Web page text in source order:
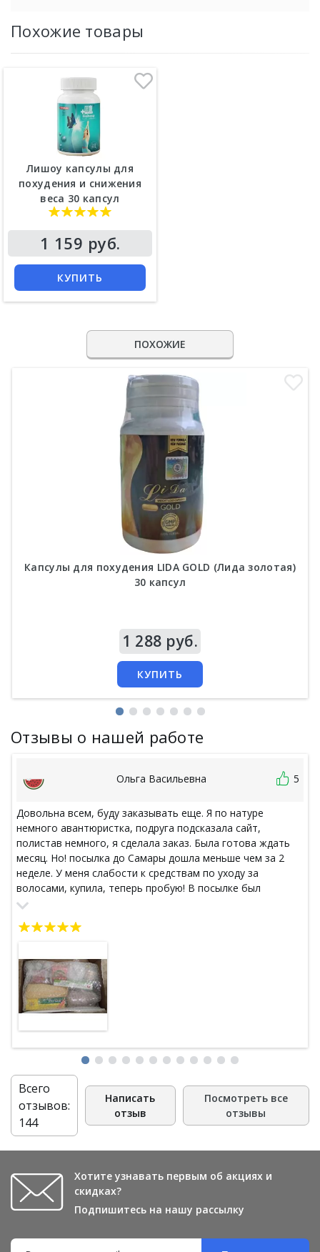
Похожие товары
Лишоу капсулы для
похудения и снижения
веса 30 капсул
1 159 руб.
КУПИТЬ
ПОХОЖИЕ
Капсулы для похудения LIDA GOLD (Лида золотая)
30 капсул
1 288 руб.
КУПИТЬ
Отзывы о нашей работе
Ольга Васильевна 5
Довольна всем, буду заказывать еще. Я по натуре
немного авантюристка, подруга подсказала сайт,
полистав немного, я сделала заказ. Была готова ждать
месяц. Но! посылка до Самары дошла меньше чем за 2
неделе. У меня слабости к средствам по уходу за
волосами, купила, теперь пробую! В посылке был
маленький подарок мини-версия зубной пасты. Совет:
тогда затраты на доставку оправдают цену товара.
Всего
отзывов:
144
Написать
отзыв
Посмотреть все
отзывы
Хотите узнавать первым об акциях и
скидках?
Подпишитесь на нашу рассылку